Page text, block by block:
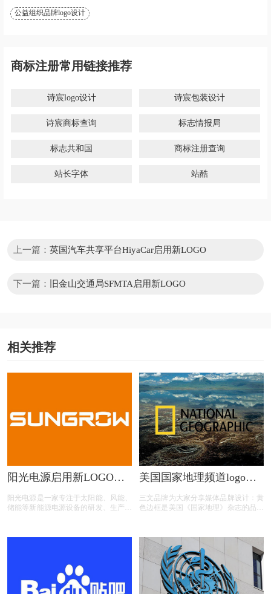
公益组织品牌logo设计
商标注册常用链接推荐
诗宸logo设计 诗宸包装设计
诗宸商标查询 标志情报局
标志共和国 商标注册查询
站长字体 站酷
上一篇： 英国汽车共享平台HiyaCar启用新LOGO
下一篇： 旧金山交通局SFMTA启用新LOGO
相关推荐
阳光电源启用新LOGO图
阳光电源是一家专注于太阳能、风能、
储能等新能源电源设备的研发、生产、
储能系统、新能源汽车驱动系
美国国家地理频道logo设
计理念
三文品牌为大家分享媒体品牌设计：黄
色边框是美国《国家地理》杂志的品牌
《国家地理》杂志是打通人们通向外面
世界的通道。这个标志准确地传达了该
杂志的办刊宗旨，而它与照片搭配而成
的封面造型又成为了《国家地理》杂志
另一显著特色。